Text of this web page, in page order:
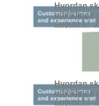
Hvordan
udviklings
August 17,
Hvordan
udviklings
August 17,